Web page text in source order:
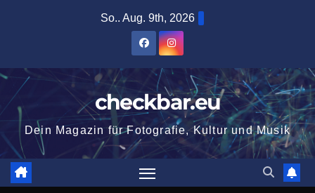
So.. Aug. 9th, 2026
checkbar.eu
Dein Magazin für Fotografie, Kultur und Musik